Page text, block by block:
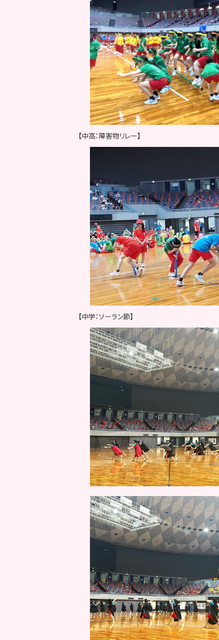
【中高：障害物リレー】
【中学：ソーラン節】